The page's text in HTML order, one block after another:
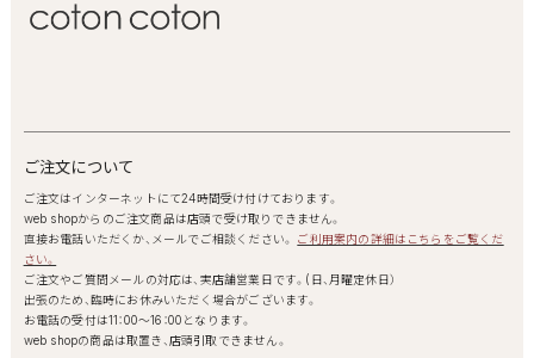
ご注文について
ご注文はインターネットにて24時間受け付けております。
web shopからのご注文商品は店頭で受け取りできません。
直接お電話いただくか、メールでご相談ください。 ご利用案内の詳細はこちらをご覧くだ
さい。
ご注文やご質問メールの対応は、実店舗営業日です。(日、月曜定休日）
出張のため、臨時にお休みいただく場合がございます。
お電話の受付は11：00～16：00となります。
web shopの商品は取置き、店頭引取できません。